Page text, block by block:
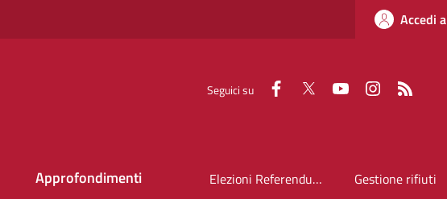
Accedi
Seguici su Faceboook
Twitter YoutubeInstagram
Approfondimenti Elezioni Referendum 2026 Gestione rifiuti